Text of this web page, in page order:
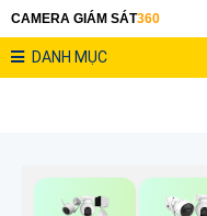
CAMERA GIÁM SÁT360
DANH MỤC